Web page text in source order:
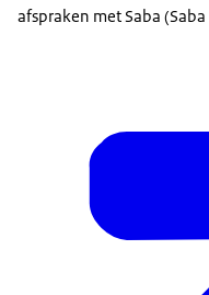
afspraken met Saba